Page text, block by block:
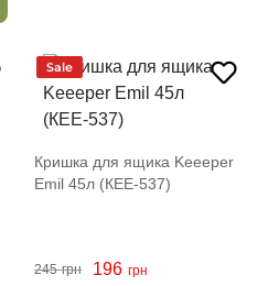
Sale
Кришка для ящика Keeeper
Emil 45л (КЕЕ-537)
245 грн 196 грн